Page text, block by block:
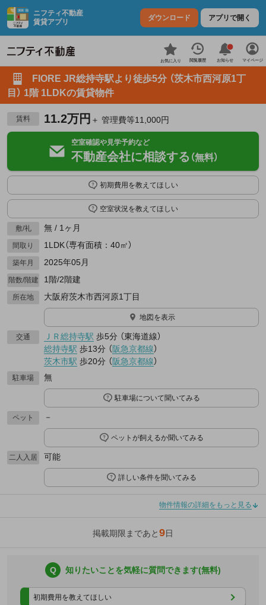
ニフティ不動産
賃貸アプリ
ダウンロード アプリで開く
お気に入り 閲覧履歴 お知らせ マイページ
FIORE JR総持寺駅より徒歩5分 （茨木市西河原1丁
目） 1階 1LDKの賃貸物件
賃料 11.2万円 ＋ 管理費等11,000円
空室確認や見学予約など
不動産会社に相談する （無料）
初期費用を教えてほしい
空室状況を教えてほしい
敷/礼 無 / 1ヶ月
間取り 1LDK（専有面積：40㎡）
築年月 2025年05月
階数/階建 1階/2階建
所在地 大阪府茨木市西河原1丁目
地図を表示
交通 ＪＲ総持寺駅 歩5分 （東海道線）
総持寺駅 歩13分 （阪急京都線）
茨木市駅 歩20分 （阪急京都線）
駐車場 無
駐車場について聞いてみる
ペット －
ペットが飼えるか聞いてみる
二人入居 可能
詳しい条件を聞いてみる
物件情報の詳細をもっと見る
掲載期限まであと9日
Q 知りたいことを気軽に質問できます(無料)
初期費用を教えてほしい